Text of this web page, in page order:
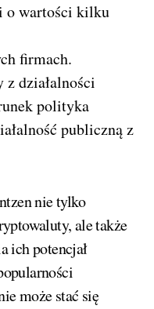
o wartości kilku
firmach.
z działalności
polityka
publiczną z
nie tylko
ale także
ich potencjał
może stać się